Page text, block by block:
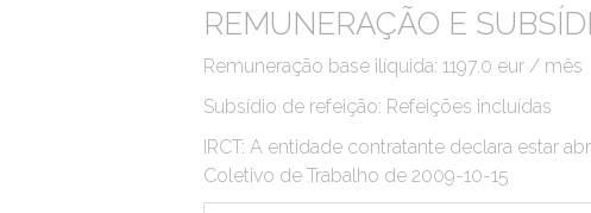
REMUNERAÇÃO E
Remuneração base ilíquida: 1197.0 eur / mês
Subsídio de refeição: Refeições incluídas
IRCT: A entidade contratante declara estar
Coletivo de Trabalho de 2009-10-15